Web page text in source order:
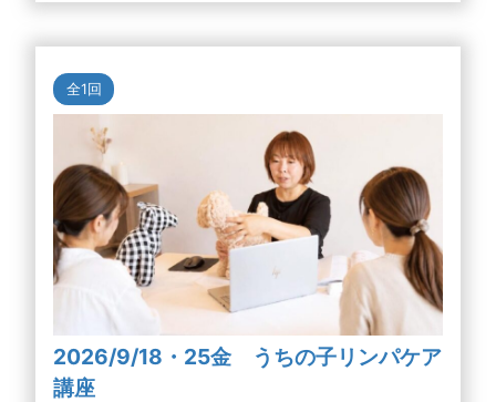
全1回
2026/9/18・25金 うちの子リンパケア
講座